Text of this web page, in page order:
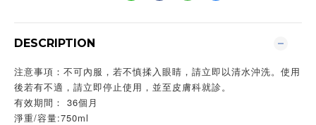
DESCRIPTION
注意事項：不可內服，若不慎揉入眼睛，請立即以清水沖洗。使用
後若有不適，請立即停止使用，並至皮膚科就診。
有效期間： 36個月
淨重/容量:750ml